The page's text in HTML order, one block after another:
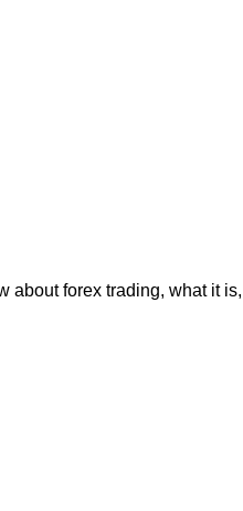
about forex trading, what it